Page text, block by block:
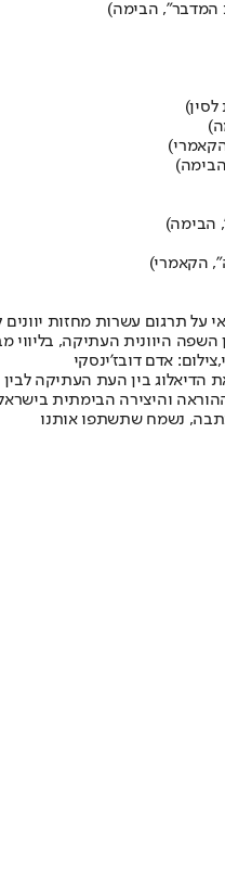
המדבר", הבימה)
לסין)
הבימה)
הבימה)
הקאמרי)
על תרגום עשרות מחזות
השפה היוונית העתיקה, בליווי
אדם דובז'ינסקי
בין העת העתיקה לבין
והיצירה הבימתית
נשמח שתשתפו אותנו